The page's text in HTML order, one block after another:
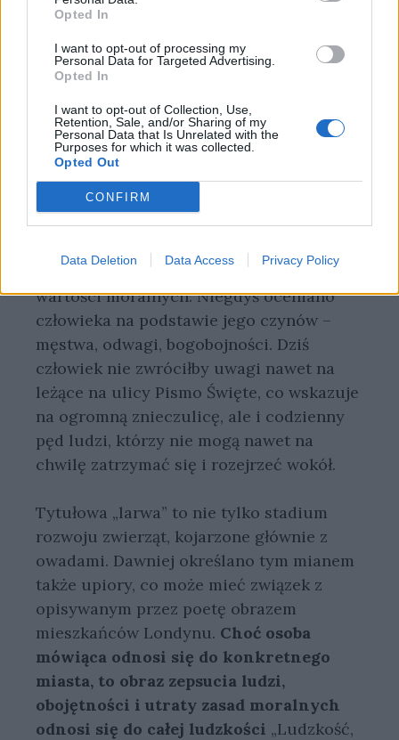
Opted In
I want to opt-out of processing my
Personal Data for Targeted Advertising.
Opted In
I want to opt-out of Collection, Use,
Retention, Sale, and/or Sharing of my
Personal Data that Is Unrelated with the
Purposes for which it was collected.
Opted Out
CONFIRM
Data Deletion Data Access Privacy Policy
BUNT WOBEC SPOŁECZNEJ POSTAWY
Utwór „Larwa” jest wyraźnym buntem
autora wobec współczesnej mu postawie
społecznej.Zauważa, jak ogromna rolę ma
pogoń za bogactwem i gromadzenie dóbr
materialnych. Żal mu utraty dawnych
wartości moralnych. Niegdyś oceniano
człowieka na podstawie jego czynów –
męstwa, odwagi, bogobojności. Dziś
człowiek nie zwróciłby uwagi nawet na
leżące na ulicy Pismo Święte, co wskazuje
na ogromną znieczulicę, ale i codzienny
pęd ludzi, którzy nie mogą nawet na
chwilę zatrzymać się i rozejrzeć wokół.
Tytułowa „larwa” to nie tylko stadium
rozwoju zwierząt, kojarzone głównie z
owadami. Dawniej określano tym mianem
także upiory, co może mieć związek z
opisywanym przez poetę obrazem
mieszkańców Londynu. Choć osoba
mówiąca odnosi się do konkretnego
miasta, to obraz zepsucia ludzi,
obojętności i utraty zasad moralnych
odnosi się do całej ludzkości „Ludzkość,